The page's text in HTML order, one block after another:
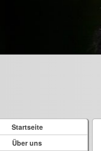
Startseite
Über uns